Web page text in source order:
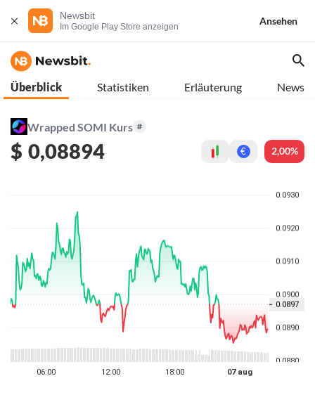
Newsbit
Im Google Play Store anzeigen
Ansehen
Überblick Statistiken Erläuterung News
Wrapped SOMI Kurs #
$ 0,08894 € 2,00%